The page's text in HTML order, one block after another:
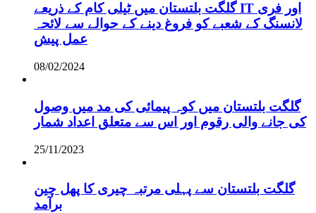
گلگت بلتستان میں ٹیلی کام کے ذریعے IT اور فری
لانسنگ کے شعبے کو فروغ دینے کے حوالے سے لائحہ
عمل پیش
08/02/2024
گلگت بلتستان میں کوہ پیمائی کی مد میں وصول
کی جانے والی رقوم اور اس سے متعلق اعداد شمار
25/11/2023
گلگت بلتستان سے پہلی مرتبہ چیری کا پھل چین
برآمد